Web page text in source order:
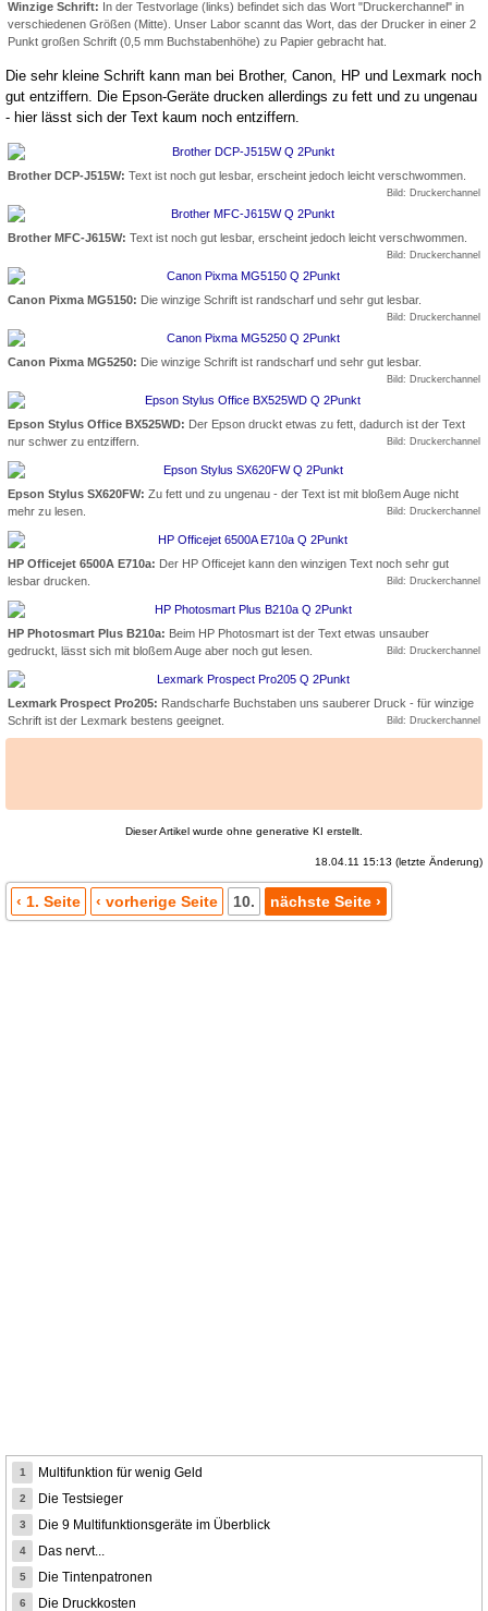
Winzige Schrift: In der Testvorlage (links) befindet sich das Wort "Druckerchannel" in
verschiedenen Größen (Mitte). Unser Labor scannt das Wort, das der Drucker in einer 2
Punkt großen Schrift (0,5 mm Buchstabenhöhe) zu Papier gebracht hat.
Die sehr kleine Schrift kann man bei Brother, Canon, HP und Lexmark noch
gut entziffern. Die Epson-Geräte drucken allerdings zu fett und zu ungenau
- hier lässt sich der Text kaum noch entziffern.
Brother DCP-J515W: Text ist noch gut lesbar, erscheint jedoch leicht verschwommen.
Bild: Druckerchannel
Brother MFC-J615W: Text ist noch gut lesbar, erscheint jedoch leicht verschwommen.
Bild: Druckerchannel
Canon Pixma MG5150: Die winzige Schrift ist randscharf und sehr gut lesbar.
Bild: Druckerchannel
Canon Pixma MG5250: Die winzige Schrift ist randscharf und sehr gut lesbar.
Bild: Druckerchannel
Epson Stylus Office BX525WD: Der Epson druckt etwas zu fett, dadurch ist der Text
nur schwer zu entziffern.
Bild: Druckerchannel
Epson Stylus SX620FW: Zu fett und zu ungenau - der Text ist mit bloßem Auge nicht
mehr zu lesen.
Bild: Druckerchannel
HP Officejet 6500A E710a: Der HP Officejet kann den winzigen Text noch sehr gut
lesbar drucken.
Bild: Druckerchannel
HP Photosmart Plus B210a: Beim HP Photosmart ist der Text etwas unsauber
gedruckt, lässt sich mit bloßem Auge aber noch gut lesen.
Bild: Druckerchannel
Lexmark Prospect Pro205: Randscharfe Buchstaben uns sauberer Druck - für winzige
Schrift ist der Lexmark bestens geeignet.
Bild: Druckerchannel
Dieser Artikel wurde ohne generative KI erstellt.
18.04.11 15:13 (letzte Änderung)
‹ 1. Seite ‹ vorherige Seite 10. nächste Seite ›
1 Multifunktion für wenig Geld
2 Die Testsieger
3 Die 9 Multifunktionsgeräte im Überblick
4 Das nervt...
5 Die Tintenpatronen
6 Die Druckkosten